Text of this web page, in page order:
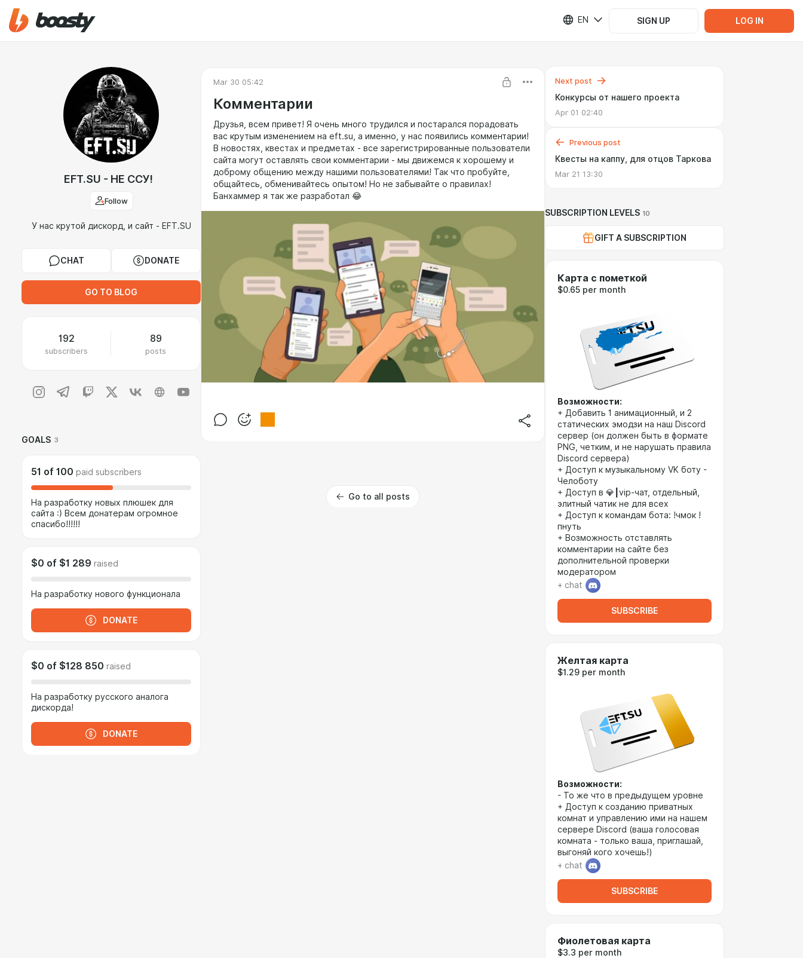
EN SIGN UP LOG IN
EFT.SU - НЕ ССУ!
Follow
У нас крутой дискорд, и сайт - EFT.SU
CHAT DONATE
GO TO BLOG
192
subscribers
89
posts
GOALS 3
51 of 100 paid subscribers
На разработку новых плюшек для
сайта :) Всем донатерам огромное
спасибо!!!!!!
$0 of $1 289 raised
На разработку нового функционала
DONATE
$0 of $128 850 raised
На разработку русского аналога
дискорда!
DONATE
Mar 30 05:42
Комментарии
Друзья, всем привет! Я очень много трудился и постарался порадовать
вас крутым изменением на eft.su, а именно, у нас появились комментарии!
В новостях, квестах и предметах - все зарегистрированные пользователи
сайта могут оставлять свои комментарии - мы движемся к хорошему и
доброму общению между нашими пользователями! Так что пробуйте,
общайтесь, обменивайтесь опытом! Но не забывайте о правилах!
Банхаммер я так же разработал 😂
Go to all posts
Next post
Конкурсы от нашего проекта
Apr 01 02:40
Previous post
Квесты на каппу, для отцов Таркова
Mar 21 13:30
SUBSCRIPTION LEVELS 10
GIFT A SUBSCRIPTION
Карта с пометкой
$0.65 per month
Возможности:
+ Добавить 1 анимационный, и 2
статических эмодзи на наш Discord
сервер (он должен быть в формате
PNG, четким, и не нарушать правила
Discord сервера)
+ Доступ к музыкальному VK боту -
Челоботу
+ Доступ в ⁠💎┃vip-чат, отдельный,
элитный чатик не для всех
+ Доступ к командам бота: !чмок !
пнуть
+ Возможность отставлять
комментарии на сайте без
дополнительной проверки
модератором
+ chat
SUBSCRIBE
Желтая карта
$1.29 per month
Возможности:
- То же что в предыдущем уровне
+ Доступ к созданию приватных
комнат и управлению ими на нашем
сервере Discord (ваша голосовая
комната - только ваша, приглашай,
выгоняй кого хочешь!)
+ chat
SUBSCRIBE
Фиолетовая карта
$3.3 per month